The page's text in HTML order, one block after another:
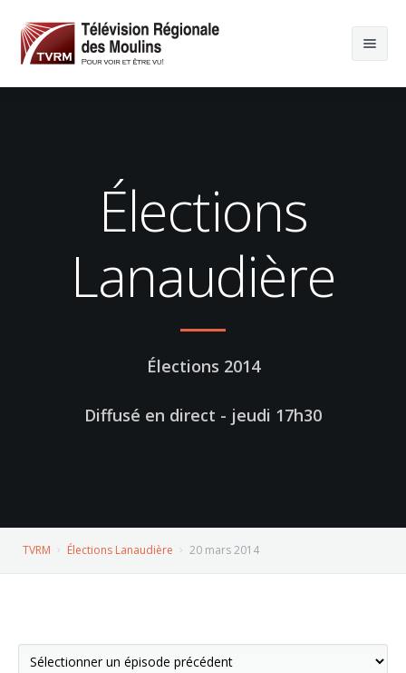
Élections
Lanaudière
Élections 2014
Diffusé en direct - jeudi 17h30
TVRM Élections Lanaudière 20 mars 2014